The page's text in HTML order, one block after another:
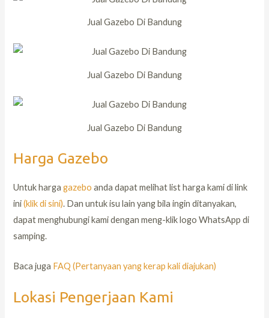
Jual Gazebo Di Bandung
Jual Gazebo Di Bandung
Jual Gazebo Di Bandung
Harga Gazebo
Untuk hargagazebo anda dapat melihat list harga kami di link
ini(klik di sini). Dan untuk isu lain yang bila ingin ditanyakan,
dapat menghubungi kami dengan meng-klik logo WhatsApp di
samping.
Baca juga FAQ (Pertanyaan yang kerap kali diajukan)
Lokasi Pengerjaan Kami